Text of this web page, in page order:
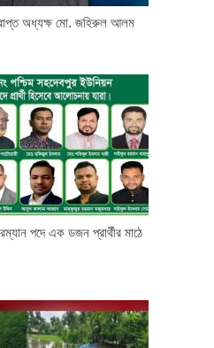
অধ্যক্ষ মো. জহিরুল আলম
পদে এক ডজন প্রার্থীর মাঠে